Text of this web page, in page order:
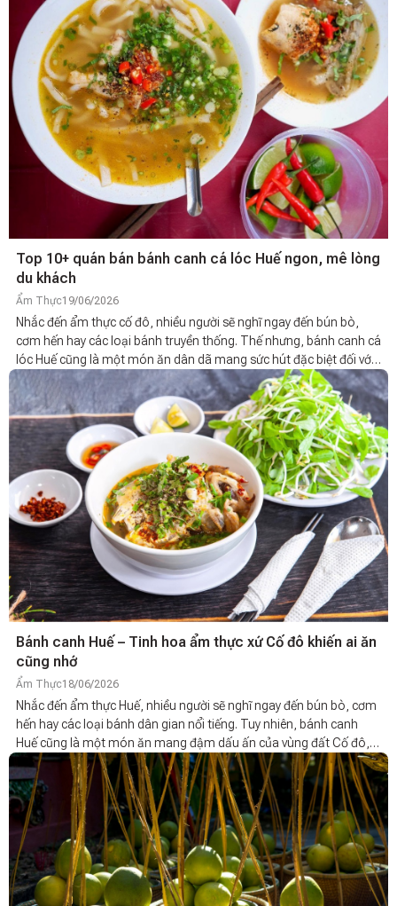
cả khách du lịch lẫn người dân bản địa. Nếu bạn đang tìm kiếm nhà
hàng Phước Hải có không gian đẹp, món ăn ngon và mức giá hợp
lý thì Top 8 nhà hàng Phước Hải view đẹp, đồ ăn chất lượng sẽ là
gợi ý đáng tham khảo.
Top 10+ quán bán bánh canh cá lóc Huế ngon, mê lòng
du khách
Ẩm Thực19/06/2026
Nhắc đến ẩm thực cố đô, nhiều người sẽ nghĩ ngay đến bún bò,
cơm hến hay các loại bánh truyền thống. Thế nhưng, bánh canh cá
lóc Huế cũng là một món ăn dân dã mang sức hút đặc biệt đối với
người dân địa phương và du khách phương xa. Với sợi bánh mềm
dai, nước dùng đậm đà cùng phần cá lóc chắc thịt, món ăn này đã
trở thành lựa chọn quen thuộc trong nhiều bữa sáng và bữa chiều
tại Huế. Nếu đang tìm kiếm quán bánh canh cá lóc Huế nổi tiếng
hoặc muốn thưởng thức bánh canh cá lóc ngon ở Huế, danh sách
dưới đây sẽ giúp bạn dễ dàng khám phá những địa chỉ được nhiều
thực khách đánh giá cao. Đồng thời, bài viết cũng chia sẻ Cách nấu
món bánh canh cá lóc Huế chuẩn vị để bạn có thể tự thực hiện tại
nhà.
Bánh canh Huế – Tinh hoa ẩm thực xứ Cố đô khiến ai ăn
cũng nhớ
Ẩm Thực18/06/2026
Nhắc đến ẩm thực Huế, nhiều người sẽ nghĩ ngay đến bún bò, cơm
hến hay các loại bánh dân gian nổi tiếng. Tuy nhiên, bánh canh
Huế cũng là một món ăn mang đậm dấu ấn của vùng đất Cố đô,
khiến không ít du khách phải lưu luyến sau lần đầu thưởng thức. Từ
tô bánh canh cá lóc Huế đậm đà, bánh canh Nam Phổ sánh mịn
đến bánh canh cua rời đầy ắp topping, mỗi biến tấu đều mang
hương vị riêng nhưng vẫn giữ được nét tinh tế đặc trưng của ẩm
thực Huế.